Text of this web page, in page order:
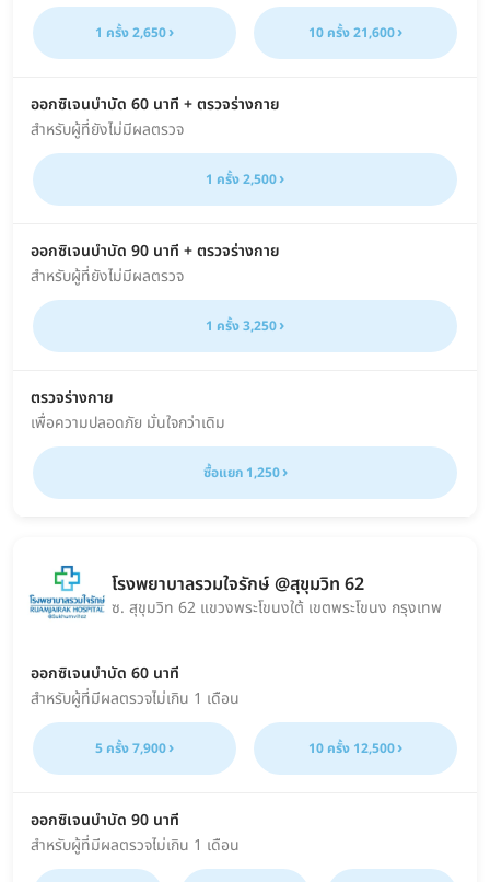
1 ครั้ง 2,650 10 ครั้ง 21,600
ออกซิเจนบำบัด 60 นาที + ตรวจร่างกาย
สำหรับผู้ที่ยังไม่มีผลตรวจ
1 ครั้ง 2,500
ออกซิเจนบำบัด 90 นาที + ตรวจร่างกาย
สำหรับผู้ที่ยังไม่มีผลตรวจ
1 ครั้ง 3,250
ตรวจร่างกาย
เพื่อความปลอดภัย มั่นใจกว่าเดิม
ซื้อแยก 1,250
โรงพยาบาลรวมใจรักษ์ @สุขุมวิท 62
ซ. สุขุมวิท 62 แขวงพระโขนงใต้ เขตพระโขนง กรุงเทพ
ออกซิเจนบำบัด 60 นาที
สำหรับผู้ที่มีผลตรวจไม่เกิน 1 เดือน
5 ครั้ง 7,900 10 ครั้ง 12,500
ออกซิเจนบำบัด 90 นาที
สำหรับผู้ที่มีผลตรวจไม่เกิน 1 เดือน